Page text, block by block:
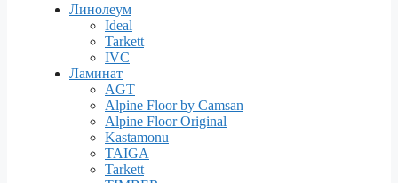
Линолеум
Ideal
Tarkett
IVC
Ламинат
AGT
Alpine Floor by Camsan
Alpine Floor Original
Kastamonu
TAIGA
Tarkett